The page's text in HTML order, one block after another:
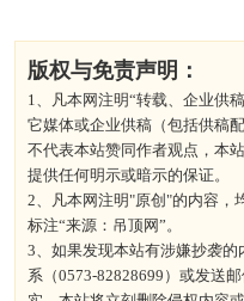
版权与免责声明：
1、凡本网注明“转载、企业供
它媒体或企业供稿（包括供稿
不代表本站赞同作者观点，本
提供任何明示或暗示的保证。
2、凡本网注明"原创"的内容，
标注“来源：吊顶网”。
3、如果发现本站有涉嫌抄袭
系（0573-82828699）或发送